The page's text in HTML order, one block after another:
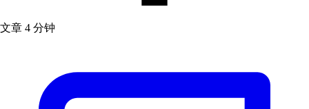
文章 4 分钟